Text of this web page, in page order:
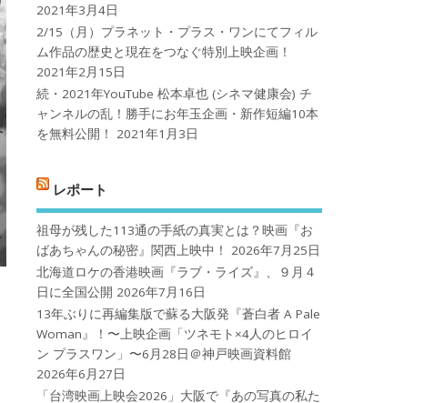
2021年3月4日
2/15（月）プラネット・プラス・ワンにてフィル
ム作品の歴史と現在をつなぐ特別上映企画！
2021年2月15日
続・2021年YouTube 松本卓也 (シネマ健康会) チ
ャンネルの乱！勝手にお年玉企画・新作短編10本
を無料公開！
2021年1月3日
レポート
祖母が残した113通の手紙の真実とは？映画『お
ばあちゃんの秘密』関西上映中！
2026年7月25日
北海道ロケの香港映画『ラブ・ライズ』、９月４
日に全国公開 2026年7月16日
13年ぶりに再編集版で蘇る大阪発『蒼白者 A Pale
Woman』！〜上映企画「ツネモト×4人のヒロイ
ン プラスワン」〜6月28日＠神戸映画資料館
2026年6月27日
「台湾映画上映会2026」大阪で『あの写真の私た